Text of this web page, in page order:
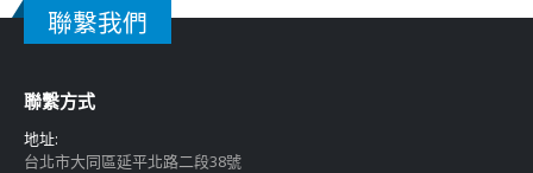
聯繫我們
聯繫方式
地址:
台北市大同區延平北路二段38號